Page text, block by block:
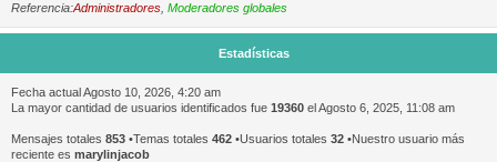
Referencia:Administradores Moderadores globales
Estadísticas
Fecha actual Agosto 10, 2026, 4:20 am
La mayor cantidad de usuarios identificados fue 19360 el Agosto 6, 2025, 11:08 am
Mensajes totales 853 •Temas totales 462 •Usuarios totales 32 •Nuestro usuario más
reciente es marylinjacob